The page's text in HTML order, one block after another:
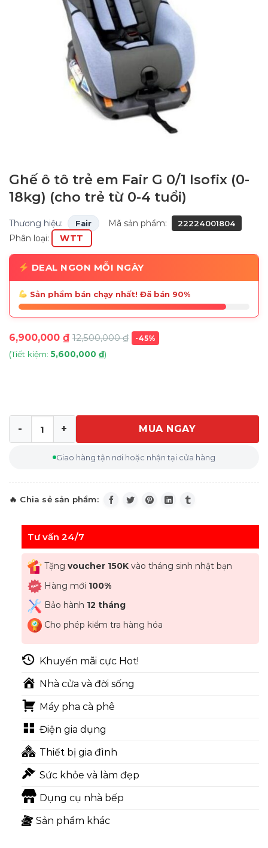
Ghế ô tô trẻ em Fair G 0/1 Isofix (0-
18kg) (cho trẻ từ 0-4 tuổi)
Thương hiệu: Fair Mã sản phẩm: 22224001804
Phân loại: WTT
DEAL NGON MỖI NGÀY
Sản phẩm bán chạy nhất! Đã bán 90%
6,900,000 ₫ 12,500,000₫ -45%
(Tiết kiệm:5,600,000 ₫)
Ghế ô tô trẻ em Fair G 0/1 Isofix (0-18kg) (cho trẻ từ 0-
MUA NGAY
Giao hàng tận nơi hoặc nhận tại cửa hàng
Tư vấn 24/7
Tặng voucher 150Kvào tháng sinh nhật bạn
Hàng mới 100%
Bảo hành 12 tháng
Cho phép kiểm tra hàng hóa
Khuyến mãi cực Hot!
Nhà cửa và đời sống
Máy pha cà phê
Điện gia dụng
Thiết bị gia đình
Sức khỏe và làm đẹp
Dụng cụ nhà bếp
Sản phẩm khác